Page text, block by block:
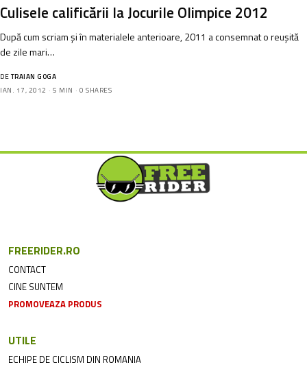
Culisele calificării la Jocurile Olimpice 2012
După cum scriam și în materialele anterioare, 2011 a consemnat o reușită
de zile mari…
DE TRAIAN GOGA
IAN. 17, 2012
5 MIN 0 SHARES
FREERIDER.RO
CONTACT
CINE SUNTEM
PROMOVEAZA PRODUS
UTILE
ECHIPE DE CICLISM DIN ROMANIA